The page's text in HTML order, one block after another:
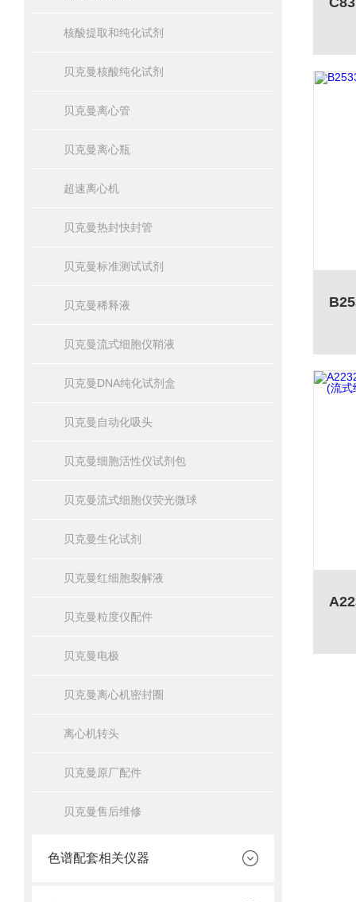
核酸提取和纯化试剂
贝克曼核酸纯化试剂
贝克曼离心管
贝克曼离心瓶
超速离心机
贝克曼热封快封管
贝克曼标准测试试剂
贝克曼稀释液
贝克曼流式细胞仪鞘液
贝克曼DNA纯化试剂盒
贝克曼自动化吸头
贝克曼细胞活性仪试剂包
贝克曼流式细胞仪荧光微球
贝克曼生化试剂
贝克曼红细胞裂解液
贝克曼粒度仪配件
贝克曼电极
贝克曼离心机密封圈
离心机转头
贝克曼原厂配件
贝克曼售后维修
色谱配套相关仪器